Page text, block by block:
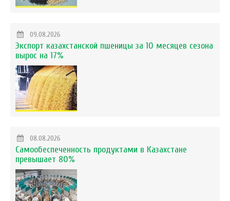
09.08.2026
Экспорт казахстанской пшеницы за 10 месяцев сезона
вырос на 17%
08.08.2026
Самообеспеченность продуктами в Казахстане
превышает 80%